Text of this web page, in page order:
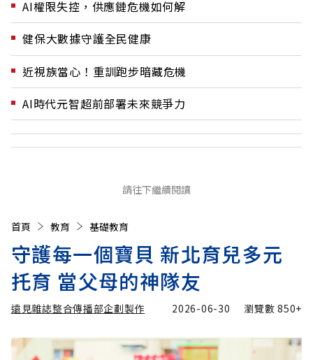
AI權限失控，供應鏈危機如何解
健保大數據守護全民健康
近視族當心！重訓跑步暗藏危機
AI時代元智超前部署未來競爭力
請往下繼續閱讀
首頁 教育 基礎教育
守護每一個寶貝 新北育兒多元
托育 當父母的神隊友
遠見雜誌整合傳播部企劃製作 2026-06-30 瀏覽數850+